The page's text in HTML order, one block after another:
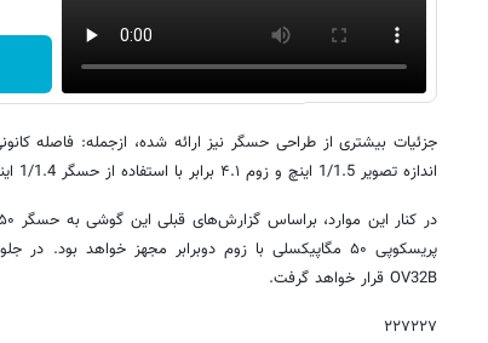
اندازه تصویر 1/1.5 اینچ و زوم ۴.۱ برابر با استفاده از حسگر 1/1.4 اینچ کامل.
OV32B قرار خواهد گرفت.
۲۲۷۲۲۷